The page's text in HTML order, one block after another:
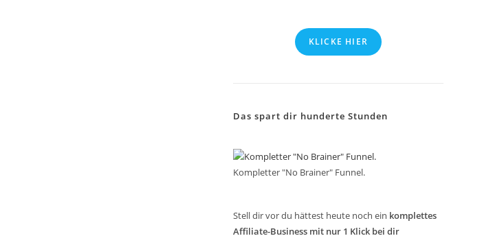
KLICKE HIER
Das spart dir hunderte Stunden
Kompletter "No Brainer" Funnel.
Stell dir vor du hättest heute noch ein komplettes
Affiliate-Business mit nur 1 Klick bei dir